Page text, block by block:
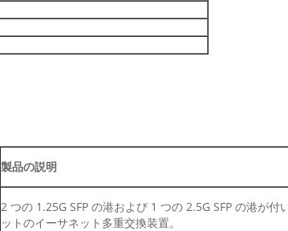
製品の説明
2 つの 1.25G SFP の港および 1 つの 2.5G SFP の港が付
ットのイーサネット多重交換装置。